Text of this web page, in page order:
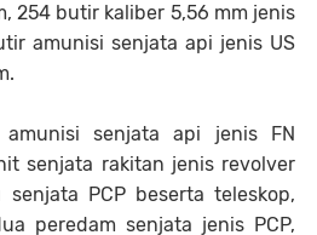
254 butir kaliber 5,56 mm jenis
amunisi senjata api jenis US
senjata api jenis FN
senjata rakitan jenis revolver
PCP beserta teleskop,
peredam senjata jenis PCP,